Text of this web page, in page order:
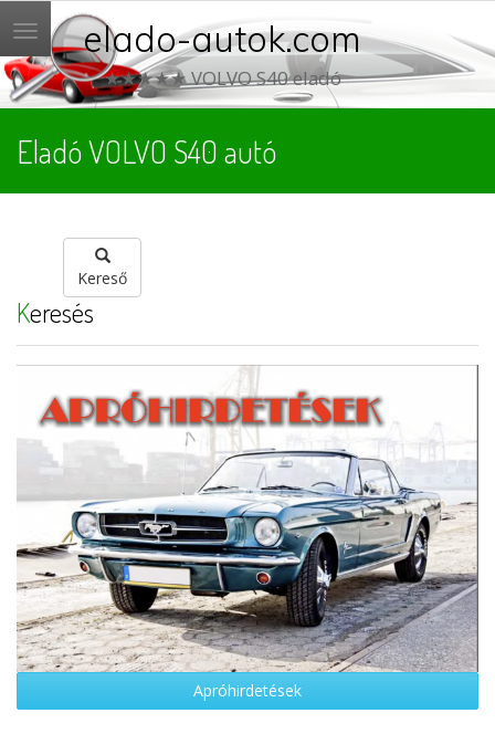
Menü elado-autok.com
★★★★★ VOLVO S40 eladó
Eladó VOLVO S40 autó
Kereső
Keresés
Apróhirdetések